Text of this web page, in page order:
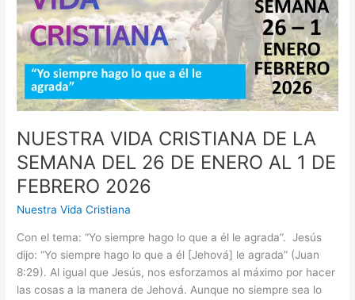
AL
8
DE
FEBRERO
2026
NUESTRA VIDA CRISTIANA DE LA
SEMANA DEL 26 DE ENERO AL 1 DE
FEBRERO 2026
Nuestra Vida Cristiana
Con el tema: “Yo siempre hago lo que a él le agrada”. Jesús
dijo: “Yo siempre hago lo que a él [Jehová] le agrada” (Juan
8:29). Al igual que Jesús, nos esforzamos al máximo por hacer
las cosas a la manera de Jehová. Aunque no siempre sea lo